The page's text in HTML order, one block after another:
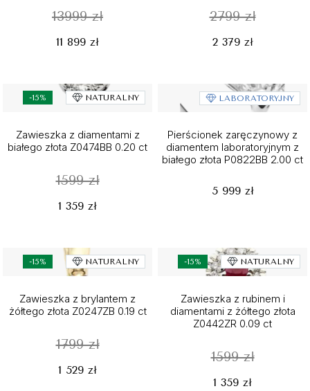
13999 zł
11 899 zł
2799 zł
2 379 zł
-15% NATURALNY
Zawieszka z diamentami z
białego złota Z0474BB 0.20 ct
1599 zł
1 359 zł
LABORATORYJNY
Pierścionek zaręczynowy z
diamentem laboratoryjnym z
białego złota P0822BB 2.00 ct
5 999 zł
-15% NATURALNY
Zawieszka z brylantem z
żółtego złota Z0247ZB 0.19 ct
1799 zł
1 529 zł
-15% NATURALNY
Zawieszka z rubinem i
diamentami z żółtego złota
Z0442ZR 0.09 ct
1599 zł
1 359 zł